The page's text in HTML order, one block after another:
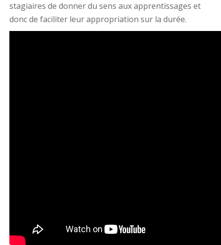
stagiaires de donner du sens aux apprentissages et
donc de faciliter leur appropriation sur la durée.